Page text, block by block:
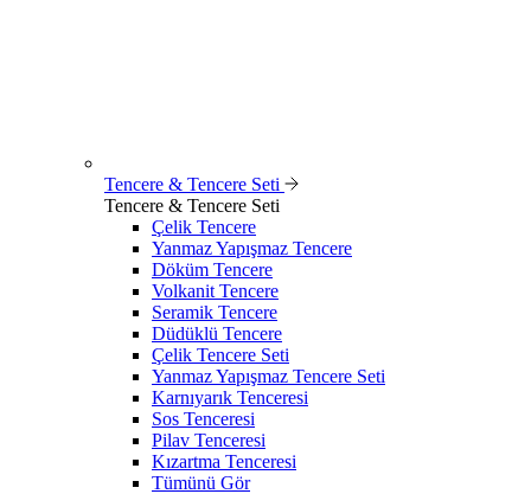
Tencere & Tencere Seti
Tencere & Tencere Seti
Çelik Tencere
Yanmaz Yapışmaz Tencere
Döküm Tencere
Volkanit Tencere
Seramik Tencere
Düdüklü Tencere
Çelik Tencere Seti
Yanmaz Yapışmaz Tencere Seti
Karnıyarık Tenceresi
Sos Tenceresi
Pilav Tenceresi
Kızartma Tenceresi
Tümünü Gör